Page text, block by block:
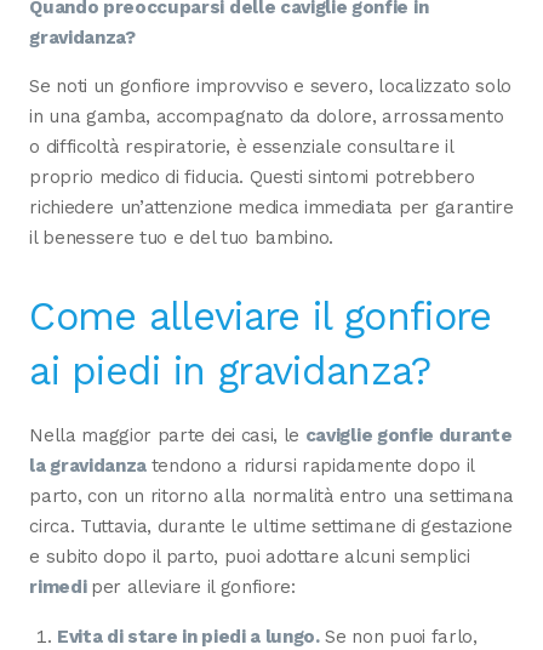
Quando preoccuparsi delle caviglie gonfie in
gravidanza?
Se noti un gonfiore improvviso e severo, localizzato solo
in una gamba, accompagnato da dolore, arrossamento
o difficoltà respiratorie, è essenziale consultare il
proprio medico di fiducia. Questi sintomi potrebbero
richiedere un’attenzione medica immediata per garantire
il benessere tuo e del tuo bambino.
Come alleviare il gonfiore
ai piedi in gravidanza?
Nella maggior parte dei casi, le caviglie gonfie durante
la gravidanza tendono a ridursi rapidamente dopo il
parto, con un ritorno alla normalità entro una settimana
circa. Tuttavia, durante le ultime settimane di gestazione
e subito dopo il parto, puoi adottare alcuni semplici
rimedi per alleviare il gonfiore:
Evita di stare in piedi a lungo.Se non puoi farlo,